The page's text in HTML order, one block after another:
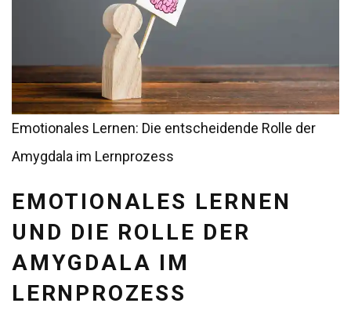
Emotionales Lernen: Die entscheidende Rolle der
Amygdala im Lernprozess
EMOTIONALES LERNEN
UND DIE ROLLE DER
AMYGDALA IM
LERNPROZESS